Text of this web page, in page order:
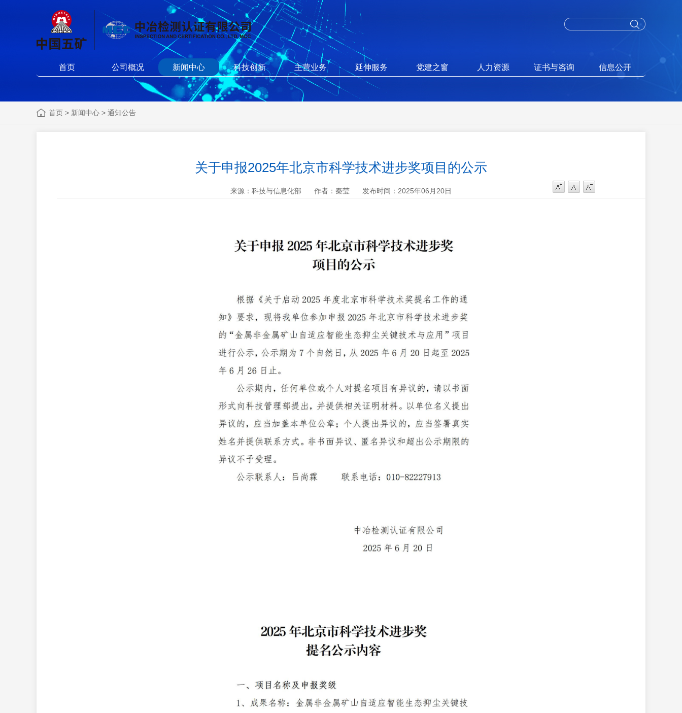
首页 公司概况 新闻中心 科技创新 主营业务 延伸服务 党建之窗 人力资源 证书与咨询 信息公开
首页 > 新闻中心 > 通知公告
关于申报2025年北京市科学技术进步奖项目的公示
来源：科技与信息化部 作者：秦莹 发布时间：2025年06月20日